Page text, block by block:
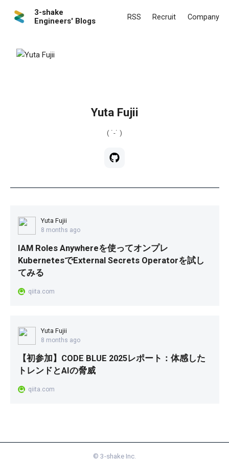
3-shake
Engineers' Blogs
RSS Recruit Company
Yuta Fujii
( ˙-˙ )
Yuta Fujii
8 months ago
IAM Roles Anywhereを使ってオンプレ
KubernetesでExternal Secrets Operatorを試し
てみる
qiita.com
Yuta Fujii
8 months ago
【初参加】CODE BLUE 2025レポート：体感した
トレンドとAIの脅威
qiita.com
© 3-shake Inc.